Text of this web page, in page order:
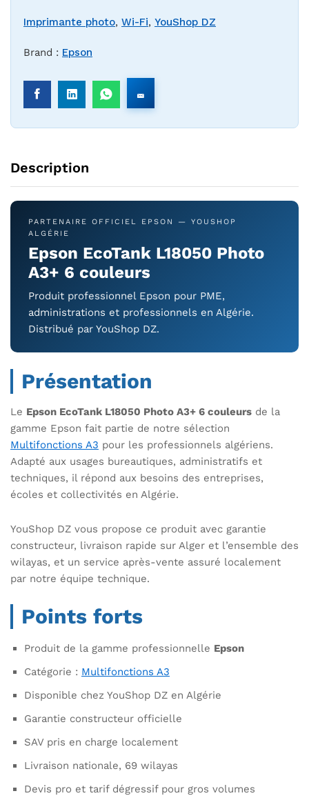
Imprimante photo, Wi-Fi, YouShop DZ
Brand : Epson
Description
PARTENAIRE OFFICIEL EPSON — YOUSHOP
ALGÉRIE
Epson EcoTank L18050 Photo
A3+ 6 couleurs
Produit professionnel Epson pour PME,
administrations et professionnels en Algérie.
Distribué par YouShop DZ.
Présentation
Le Epson EcoTank L18050 Photo A3+ 6 couleurs de la
gamme Epson fait partie de notre sélection
Multifonctions A3 pour les professionnels algériens.
Adapté aux usages bureautiques, administratifs et
techniques, il répond aux besoins des entreprises,
écoles et collectivités en Algérie.
YouShop DZ vous propose ce produit avec garantie
constructeur, livraison rapide sur Alger et l’ensemble des
wilayas, et un service après-vente assuré localement
par notre équipe technique.
Points forts
Produit de la gamme professionnelle Epson
Catégorie : Multifonctions A3
Disponible chez YouShop DZ en Algérie
Garantie constructeur officielle
SAV pris en charge localement
Livraison nationale, 69 wilayas
Devis pro et tarif dégressif pour gros volumes